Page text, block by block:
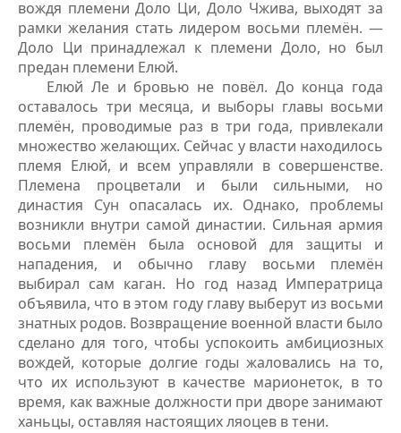
вождя племени Доло Ци, Доло Чжива, выходят за
рамки желания стать лидером восьми племён. —
Доло Ци принадлежал к племени Доло, но был
предан племени Елюй.
Елюй Ле и бровью не повёл. До конца года
оставалось три месяца, и выборы главы восьми
племён, проводимые раз в три года, привлекали
множество желающих. Сейчас у власти находилось
племя Елюй, и всем управляли в совершенстве.
Племена процветали и были сильными, но
династия Сун опасалась их. Однако, проблемы
возникли внутри самой династии. Сильная армия
восьми племён была основой для защиты и
нападения, и обычно главу восьми племён
выбирал сам каган. Но год назад Императрица
объявила, что в этом году главу выберут из восьми
знатных родов. Возвращение военной власти было
сделано для того, чтобы успокоить амбициозных
вождей, которые долгие годы жаловались на то,
что их используют в качестве марионеток, в то
время, как важные должности при дворе занимают
ханьцы, оставляя настоящих ляоцев в тени.